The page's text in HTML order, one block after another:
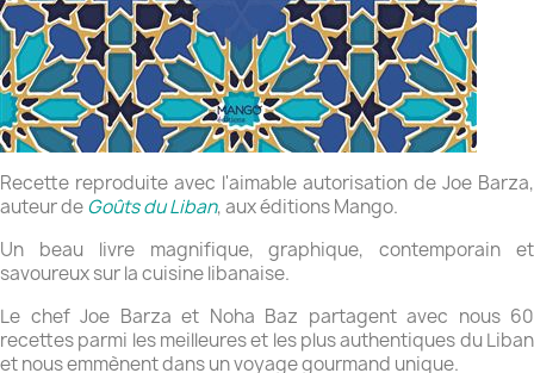
Recette reproduite avec l'aimable autorisation de Joe Barza,
auteur deGoûts du Liban, aux éditions Mango.
Un beau livre magnifique, graphique, contemporain et
savoureux sur la cuisine libanaise.
Le chef Joe Barza et Noha Baz partagent avec nous 60
recettes parmi les meilleures et les plus authentiques du Liban
et nous emmènent dans un voyage gourmand unique.